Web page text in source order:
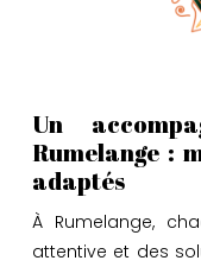
Un
Rumelange :
adaptés
À Rumelange,
attentive et des